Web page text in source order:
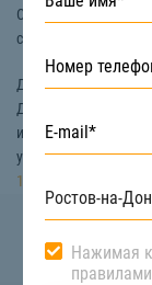
С помощью
сохраняя силы и
Для заказа
Дону вы можете
исправная техника
услуги бурения ям
10-44
Нажимая
правилами